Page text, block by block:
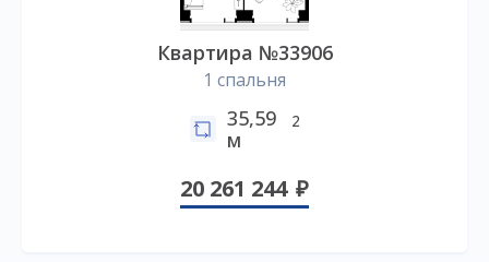
Квартира №33906
1 спальня
35,59
м
2
20 261 244